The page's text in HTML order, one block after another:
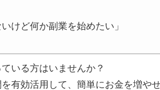
けど何か副業を始めたい」
いる方はいませんか？
有効活用して、簡単にお金を増や